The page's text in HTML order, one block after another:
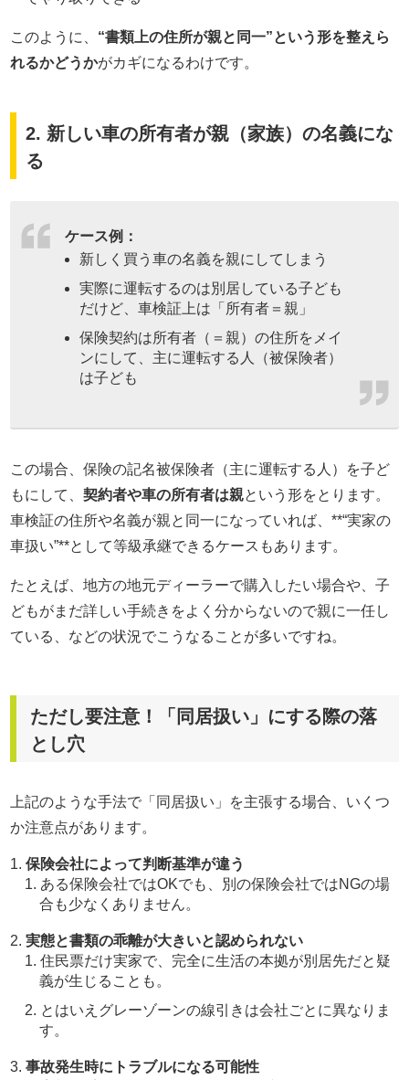
このように、 “書類上の住所が親と同一”という形を整えら
れるかどうかがカギになるわけです。
2. 新しい車の所有者が親（家族）の名義にな
る
ケース例：
新しく買う車の名義を親にしてしまう
実際に運転するのは別居している子ども
だけど、車検証上は「所有者＝親」
保険契約は所有者（＝親）の住所をメイ
ンにして、主に運転する人（被保険者）
は子ども
この場合、保険の記名被保険者（主に運転する人）を子ど
もにして、契約者や車の所有者は親という形をとります。
車検証の住所や名義が親と同一になっていれば、**“実家の
車扱い”**として等級承継できるケースもあります。
たとえば、地方の地元ディーラーで購入したい場合や、子
どもがまだ詳しい手続きをよく分からないので親に一任し
ている、などの状況でこうなることが多いですね。
ただし要注意！「同居扱い」にする際の落
とし穴
上記のような手法で「同居扱い」を主張する場合、いくつ
か注意点があります。
保険会社によって判断基準が違う
ある保険会社ではOKでも、別の保険会社ではNGの場
合も少なくありません。
実態と書類の乖離が大きいと認められない
住民票だけ実家で、完全に生活の本拠が別居先だと疑
義が生じることも。
とはいえグレーゾーンの線引きは会社ごとに異なりま
す。
事故発生時にトラブルになる可能性